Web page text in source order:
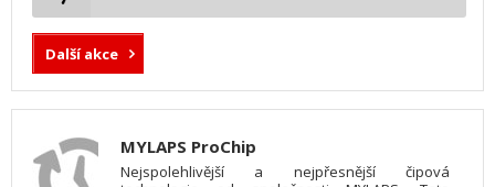
Další akce
MYLAPS ProChip
Nejspolehlivější a nejpřesnější čipová